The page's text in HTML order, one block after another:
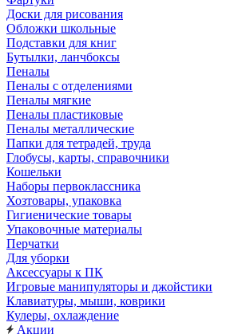
Доски для рисования
Обложки школьные
Подставки для книг
Бутылки, ланчбоксы
Пеналы
Пеналы с отделениями
Пеналы мягкие
Пеналы пластиковые
Пеналы металлические
Папки для тетрадей, труда
Глобусы, карты, справочники
Кошельки
Наборы первоклассника
Хозтовары, упаковка
Гигиенические товары
Упаковочные материалы
Перчатки
Для уборки
Аксессуары к ПК
Игровые манипуляторы и джойстики
Клавиатуры, мыши, коврики
Кулеры, охлаждение
Акции